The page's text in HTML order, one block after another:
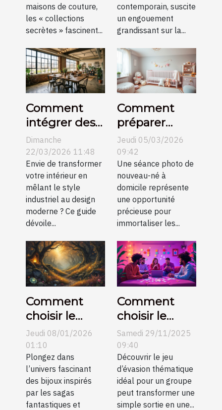
maisons de couture,
les « collections
secrètes » fascinent...
contemporain, suscite
un engouement
grandissant sur la...
Comment
intégrer des
meubles
industriels
dans un
décor
moderne ?
Dimanche
22/03/2026 11:48
Envie de transformer
votre intérieur en
mêlant le style
industriel au design
moderne ? Ce guide
dévoile...
Comment
préparer
votre maison
pour une
séance photo
de nouveau-
né?
Jeudi 05/03/2026
09:42
Une séance photo de
nouveau-né à
domicile représente
une opportunité
précieuse pour
immortaliser les...
Comment
choisir le
parfait bijou
inspiré de
célèbres
sagas
fantastiques
?
Jeudi 08/01/2026
01:10
Plongez dans
l’univers fascinant
des bijoux inspirés
par les sagas
fantastiques et
Comment
choisir le
meilleur jeu
d'évasion
thématique
pour votre
groupe ?
Samedi 29/11/2025
09:40
Découvrir le jeu
d’évasion thématique
idéal pour un groupe
peut transformer une
simple sortie en une...